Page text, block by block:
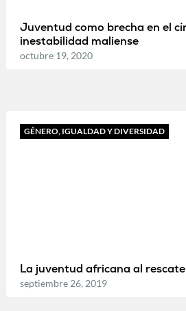
Juventud como brecha en el
inestabilidad maliense
octubre 19, 2020
GÉNERO, IGUALDAD Y DIVERSIDAD
La juventud africana al
septiembre 26, 2019